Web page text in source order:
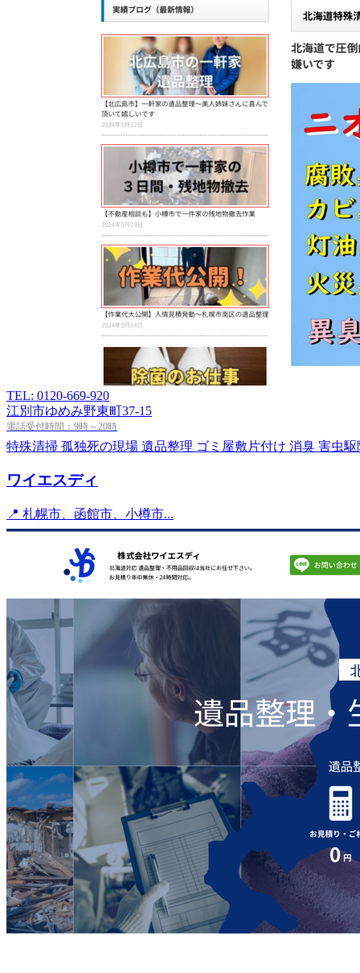
TEL: 0120-669-920
江別市ゆめみ野東町37-15
電話受付時間：9時～20時
特殊清掃 孤独死の現場 遺品整理 ゴミ屋敷片付け 消臭 害虫駆
ワイエスディ
📍 札幌市、函館市、小樽市...